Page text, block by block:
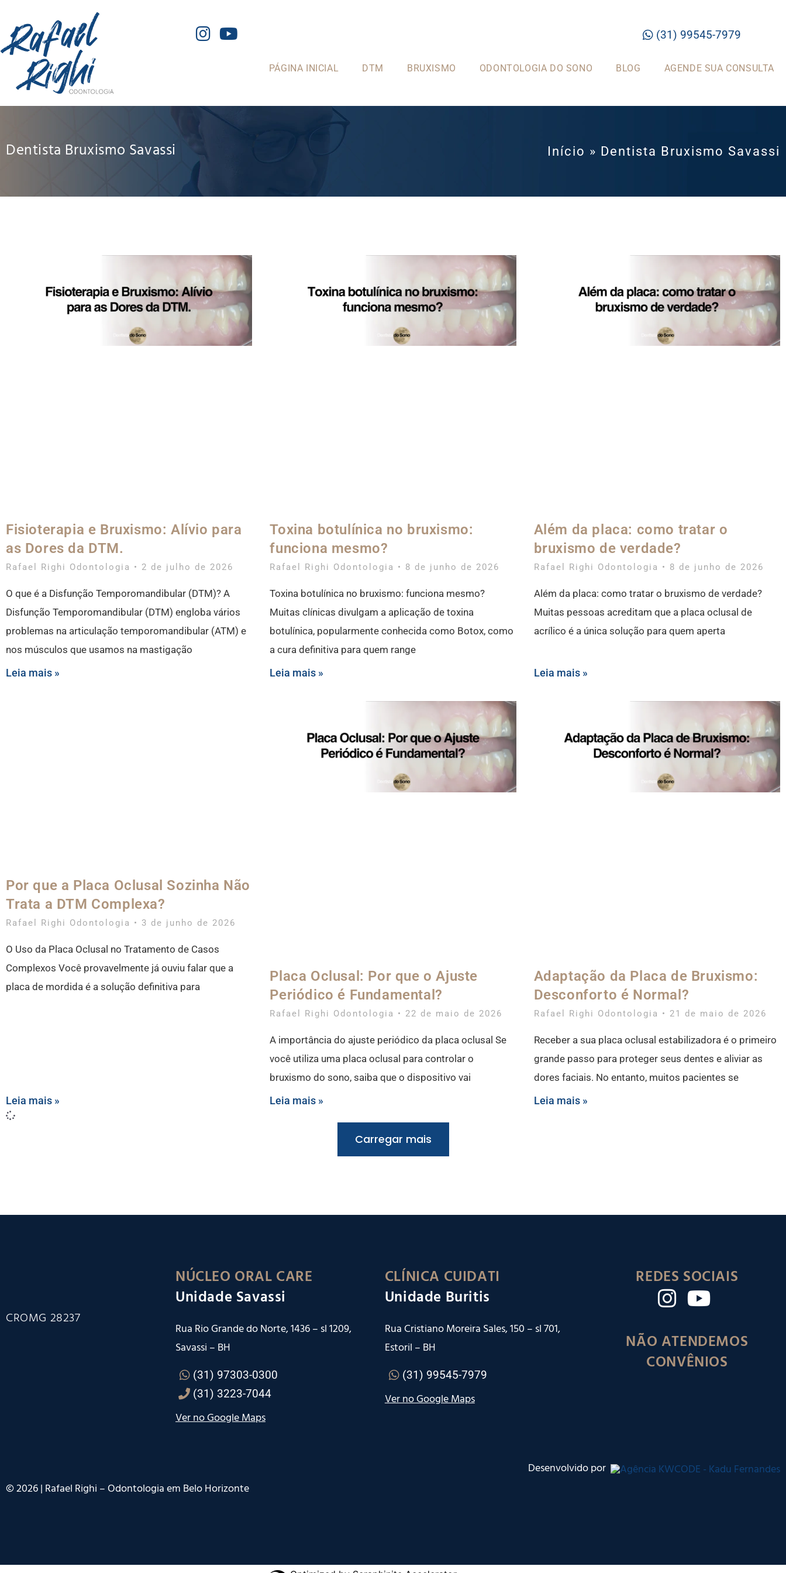
(31) 99545-7979
PÁGINA INICIAL DTM BRUXISMO ODONTOLOGIA DO SONO BLOG AGENDE SUA CONSULTA
Dentista Bruxismo Savassi Início » Dentista Bruxismo Savassi
Fisioterapia e Bruxismo: Alívio para
as Dores da DTM.
Rafael Righi Odontologia 2 de julho de 2026
O que é a Disfunção Temporomandibular (DTM)? A
Disfunção Temporomandibular (DTM) engloba vários
problemas na articulação temporomandibular (ATM) e
nos músculos que usamos na mastigação
Leia mais »
Toxina botulínica no bruxismo:
funciona mesmo?
Rafael Righi Odontologia 8 de junho de 2026
Toxina botulínica no bruxismo: funciona mesmo?
Muitas clínicas divulgam a aplicação de toxina
botulínica, popularmente conhecida como Botox, como
a cura definitiva para quem range
Leia mais »
Além da placa: como tratar o
bruxismo de verdade?
Rafael Righi Odontologia 8 de junho de 2026
Além da placa: como tratar o bruxismo de verdade?
Muitas pessoas acreditam que a placa oclusal de
acrílico é a única solução para quem aperta
Leia mais »
Por que a Placa Oclusal Sozinha Não
Trata a DTM Complexa?
Rafael Righi Odontologia 3 de junho de 2026
O Uso da Placa Oclusal no Tratamento de Casos
Complexos Você provavelmente já ouviu falar que a
placa de mordida é a solução definitiva para
Leia mais »
Placa Oclusal: Por que o Ajuste
Periódico é Fundamental?
Rafael Righi Odontologia 22 de maio de 2026
A importância do ajuste periódico da placa oclusal Se
você utiliza uma placa oclusal para controlar o
bruxismo do sono, saiba que o dispositivo vai
Leia mais »
Adaptação da Placa de Bruxismo:
Desconforto é Normal?
Rafael Righi Odontologia 21 de maio de 2026
Receber a sua placa oclusal estabilizadora é o primeiro
grande passo para proteger seus dentes e aliviar as
dores faciais. No entanto, muitos pacientes se
Leia mais »
Carregar mais
CROMG 28237
NÚCLEO ORAL CARE
Unidade Savassi
Rua Rio Grande do Norte, 1436 – sl 1209,
Savassi – BH
(31) 97303-0300
(31) 3223-7044
Ver no Google Maps
CLÍNICA CUIDATI
Unidade Buritis
Rua Cristiano Moreira Sales, 150 – sl 701,
Estoril – BH
(31) 99545-7979
Ver no Google Maps
REDES SOCIAIS
NÃO ATENDEMOS
CONVÊNIOS
©2026| Rafael Righi – Odontologia em Belo Horizonte
Desenvolvido por